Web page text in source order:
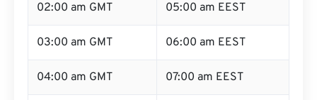
02:00 am GMT 05:00 am EEST
03:00 am GMT 06:00 am EEST
04:00 am GMT 07:00 am EEST